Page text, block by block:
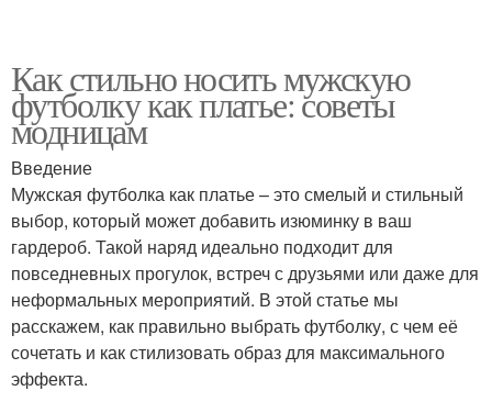
Как стильно носить мужскую
футболку как платье: советы
модницам
Введение
Мужская футболка как платье – это смелый и стильный
выбор, который может добавить изюминку в ваш
гардероб. Такой наряд идеально подходит для
повседневных прогулок, встреч с друзьями или даже для
неформальных мероприятий. В этой статье мы
расскажем, как правильно выбрать футболку, с чем её
сочетать и как стилизовать образ для максимального
эффекта.